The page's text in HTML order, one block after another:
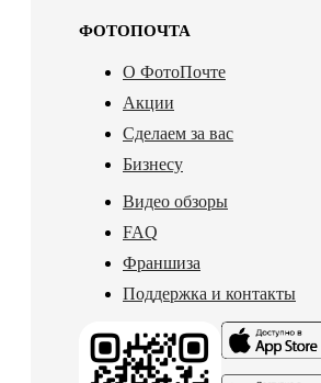
ФОТОПОЧТА
О ФотоПочте
Акции
Сделаем за вас
Бизнесу
Видео обзоры
FAQ
Франшиза
Поддержка и контакты